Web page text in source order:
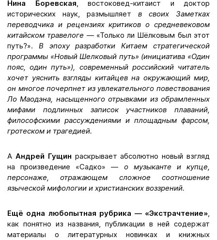
Нина Боревская, востоковед-китаист и доктор
исторических наук, размышляет в своих Заметках
переводчика и рецензиях критиков о средневековом
китайском травелоге — «Только ли Шёлковым был этот
путь?». В эпоху разработки Китаем стратегической
программы «Новый Шелковый путь» (инициатива «Один
пояс, один путь»), современный российский читатель
хочет уяснить взгляды китайцев на окружающий мир,
он многое почерпнет из увлекательного повествования
Ло Маодэна, насыщенного отрывками из обрамленных
мифами подлинных записок участников плаваний,
философскими рассуждениями и площадным фарсом,
гротеском и трагедией.
А Андрей Гущин раскрывает абсолютно новый взгляд
на произведение «Садко» — о музыканте и купце,
персонаже, отражающем сложное соотношение
языческой мифологии и христианских воззрений.
Ещё одна любопытная рубрика — «Экстрачтение»,
как понятно из названия, публикации в ней содержат
материалы о литературных новинках и книжных